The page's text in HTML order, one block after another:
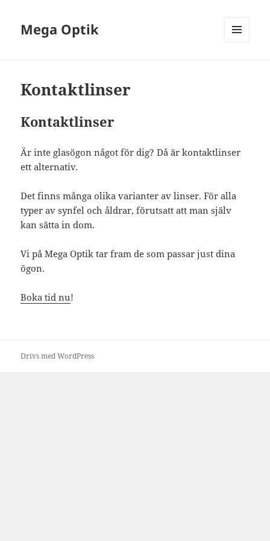
Mega Optik
Kontaktlinser
Kontaktlinser
Är inte glasögon något för dig? Då är kontaktlinser
ett alternativ.
Det finns många olika varianter av linser. För alla
typer av synfel och åldrar, förutsatt att man själv
kan sätta in dom.
Vi på Mega Optik tar fram de som passar just dina
ögon.
Boka tid nu!
Drivs med WordPress